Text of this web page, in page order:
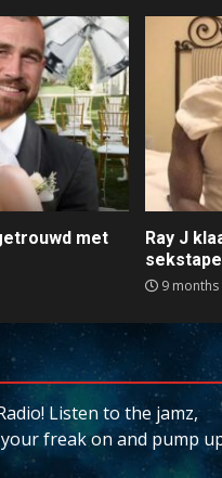
met
Ray J
sekstape
9 months
Listen to the jamz,
freak on and pump